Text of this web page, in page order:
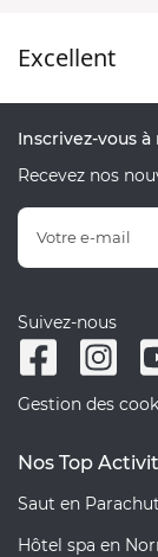
Excellent
Inscrivez-vous
Recevez nos
Suivez-nous
Gestion des
Nos Top
Saut en
Hôtel spa en